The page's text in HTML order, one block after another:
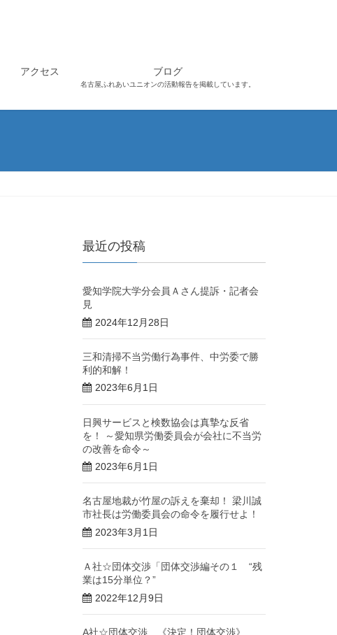
アクセス ブログ
名古屋ふれあいユニオンの活動報告を掲載しています。
最近の投稿
愛知学院大学分会員Ａさん提訴・記者会
見
2024年12月28日
三和清掃不当労働行為事件、中労委で勝
利的和解！
2023年6月1日
日興サービスと検数協会は真摯な反省
を！ ～愛知県労働委員会が会社に不当労
の改善を命令～
2023年6月1日
名古屋地裁が竹屋の訴えを棄却！ 梁川誠
市社長は労働委員会の命令を履行せよ！
2023年3月1日
Ａ社☆団体交渉「団体交渉編その１ “残
業は15分単位？”
2022年12月9日
A社☆団体交渉 《決定！団体交渉》